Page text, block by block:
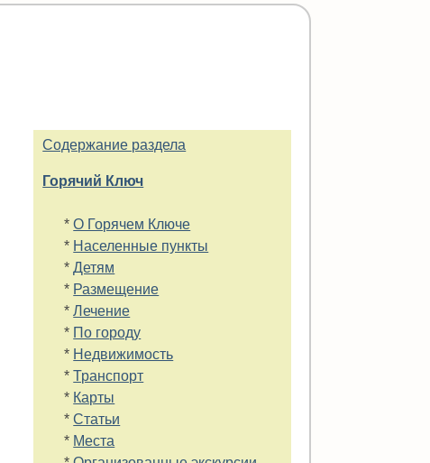
Содержание раздела
Горячий Ключ
*О Горячем Ключе
* Населенные пункты
*Детям
* Размещение
*Лечение
* По городу
* Недвижимость
*Транспорт
* Карты
*Статьи
* Места